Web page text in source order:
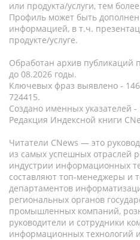
или продукта/услуги, тем
Профиль может быть
информацией, в т.ч.
продукте/услуге.
Обработан архив публикаций
до 08.2026 годы.
Ключевых фраз выявлено -
724415.
Создано именных указателей -
Редакция Индексной книги
Читатели CNews — это
из самых успешных отраслей
индустрии информационных
составляют топ-менеджеры и
департаментов
региональных органов
промышленных компаний,
руководители и сотрудники
информационных технологий и